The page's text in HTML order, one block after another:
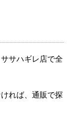
サハギレ店で全
れば、通販で探